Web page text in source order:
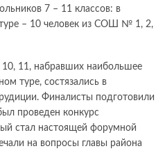
7 – 11 классов: в
– 10 человек из СОШ № 1, 2,
11, набравших наибольшее
туре, состязались в
Финалисты подготовили
проведен конкурс
стал настоящей форумной
на вопросы главы района